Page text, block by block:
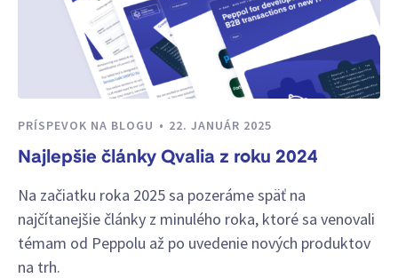
PRÍSPEVOK NA BLOGU 22. JANUÁR 2025
Najlepšie články Qvalia z roku 2024
Na začiatku roka 2025 sa pozeráme späť na
najčítanejšie články z minulého roka, ktoré sa venovali
témam od Peppolu až po uvedenie nových produktov
na trh.